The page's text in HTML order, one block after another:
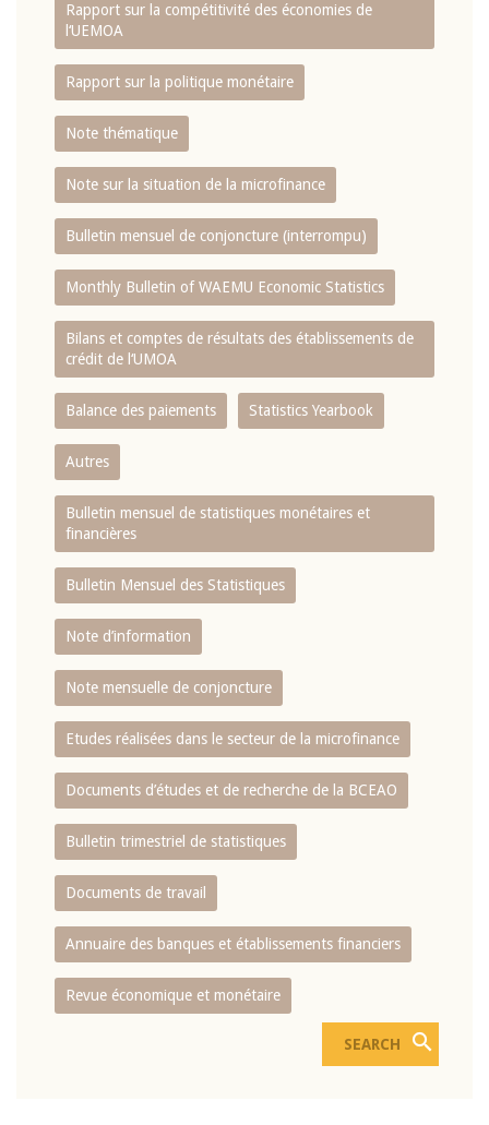
Rapport sur la compétitivité des économies de
l‘UEMOA
Rapport sur la politique monétaire
Note thématique
Note sur la situation de la microfinance
Bulletin mensuel de conjoncture (interrompu)
Monthly Bulletin of WAEMU Economic Statistics
Bilans et comptes de résultats des établissements de
crédit de l‘UMOA
Balance des paiements Statistics Yearbook
Autres
Bulletin mensuel de statistiques monétaires et
financières
Bulletin Mensuel des Statistiques
Note d’information
Note mensuelle de conjoncture
Etudes réalisées dans le secteur de la microfinance
Documents d’études et de recherche de la BCEAO
Bulletin trimestriel de statistiques
Documents de travail
Annuaire des banques et établissements financiers
Revue économique et monétaire